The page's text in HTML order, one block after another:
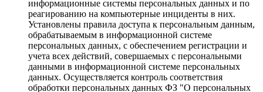
информационные системы персональных данных и по
реагированию на компьютерные инциденты в них.
Установлены правила доступа к персональным данным,
обрабатываемым в информационной системе
персональных данных, с обеспечением регистрации и
учета всех действий, совершаемых с персональными
данными в информационной системе персональных
данных. Осуществляется контроль соответствия
обработки персональных данных ФЗ "О персональных